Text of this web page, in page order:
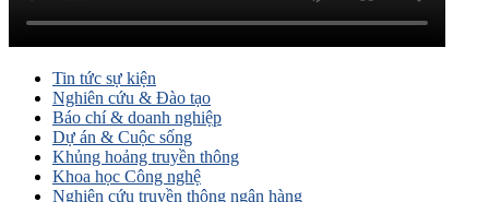
Tin tức sự kiện
Nghiên cứu & Đào tạo
Báo chí & doanh nghiệp
Dự án & Cuộc sống
Khủng hoảng truyền thông
Khoa học Công nghệ
Nghiên cứu truyền thông ngân hàng